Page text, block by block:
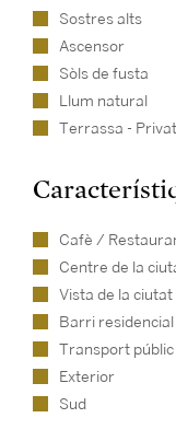
Sostres alts
Ascensor
Sòls de fusta
Llum natural
Terrassa - Privat
Cafè /
Centre de la
Vista de la ciutat
Barri residencial
Transport
Exterior
Sud